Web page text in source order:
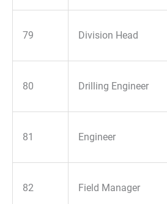
79 Division Head
80 Drilling Engineer
81 Engineer
82 Field Manager